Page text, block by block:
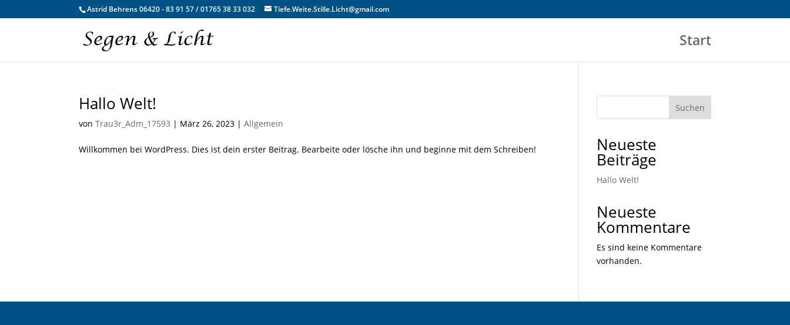
Astrid Behrens 06420 - 83 91 57 / 01765 38 33 032 Tiefe.Weite.Stille.Licht@gmail.com
Start
Hallo Welt!
vonTrau3r_Adm_17593 | März 26, 2023 |Allgemein
Willkommen bei WordPress. Dies ist dein erster Beitrag. Bearbeite oder lösche ihn und beginne mit dem Schreiben!
Suchen
Neueste
Beiträge
Hallo Welt!
Neueste
Kommentare
Es sind keine Kommentare
vorhanden.